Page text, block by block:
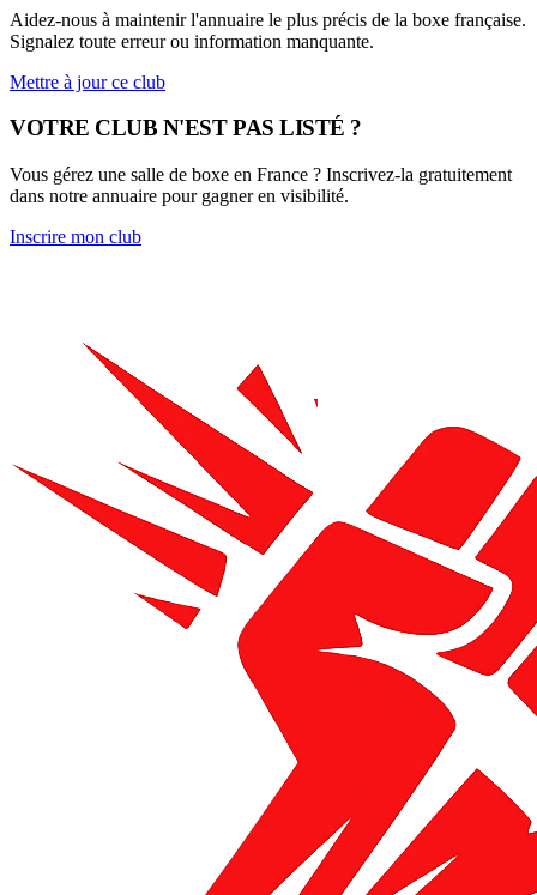
Aidez-nous à maintenir l'annuaire le plus précis de la boxe française.
Signalez toute erreur ou information manquante.
Mettre à jour ce club
VOTRE CLUB N'EST PAS LISTÉ ?
Vous gérez une salle de boxe en France ? Inscrivez-la gratuitement
dans notre annuaire pour gagner en visibilité.
Inscrire mon club